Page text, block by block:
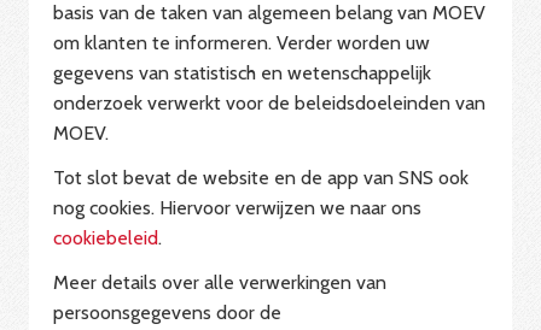
basis van de taken van algemeen belang van MOEV
om klanten te informeren. Verder worden uw
gegevens van statistisch en wetenschappelijk
onderzoek verwerkt voor de beleidsdoeleinden van
MOEV.
Tot slot bevat de website en de app van SNS ook
nog cookies. Hiervoor verwijzen we naar ons
cookiebeleid.
Meer details over alle verwerkingen van
persoonsgegevens door de